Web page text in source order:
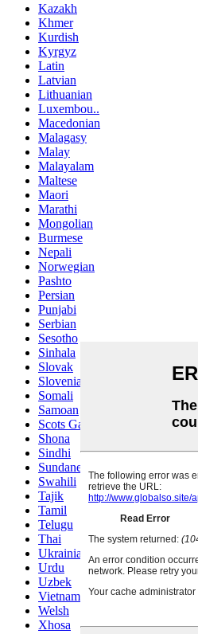
Kazakh
Khmer
Kurdish
Kyrgyz
Latin
Latvian
Lithuanian
Luxembou..
Macedonian
Malagasy
Malay
Malayalam
Maltese
Maori
Marathi
Mongolian
Burmese
Nepali
Norwegian
Pashto
Persian
Punjabi
Serbian
Sesotho
Sinhala
Slovak
Slovenian
Somali
Samoan
Scots Gaelic
Shona
Sindhi
Sundanese
Swahili
Tajik
Tamil
Telugu
Thai
Ukrainian
Urdu
Uzbek
Vietnamese
Welsh
Xhosa